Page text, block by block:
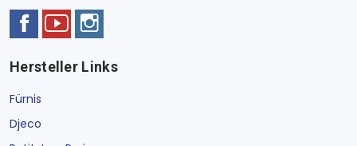
Hersteller Links
Fürnis
Djeco